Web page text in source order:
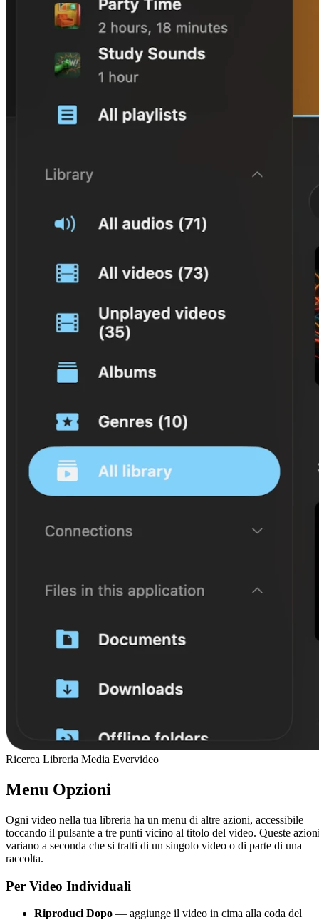
Ricerca Libreria Media Evervideo
Menu Opzioni
Ogni video nella tua libreria ha un menu di altre azioni, accessibile
toccando il pulsante a tre punti vicino al titolo del video. Queste
variano a seconda che si tratti di un singolo video o di parte di una
raccolta.
Per Video Individuali
Riproduci Dopo — aggiunge il video in cima alla coda del